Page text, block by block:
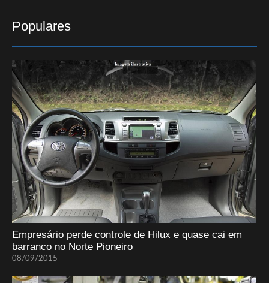
Populares
Empresário perde controle de Hilux e quase cai em
barranco no Norte Pioneiro
08/09/2015